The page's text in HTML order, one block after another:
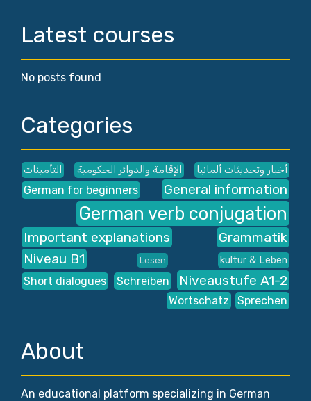
Latest courses
No posts found
Categories
أخبار وتحديثات ألمانيا الإقامة والدوائر الحكومية التأمينات
General information
German for beginners
German verb conjugation
Grammatik
Important explanations
kultur & Leben
Lesen
Niveau B1
Niveaustufe A1-2
Schreiben
Short dialogues
Sprechen
Wortschatz
About
An educational platform specializing in German